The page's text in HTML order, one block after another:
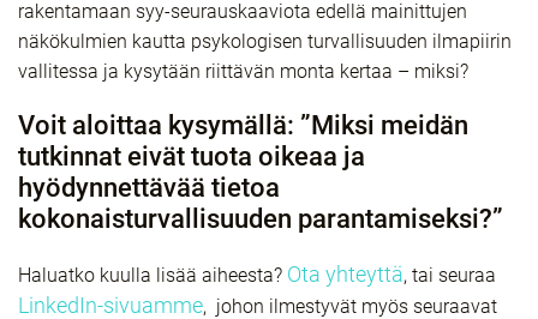
rakentamaan syy-seurauskaaviota edellä mainittujen
näkökulmien kautta psykologisen turvallisuuden ilmapiirin
vallitessa ja kysytään riittävän monta kertaa – miksi?
Voit aloittaa kysymällä: ”Miksi meidän
tutkinnat eivät tuota oikeaa ja
hyödynnettävää tietoa
kokonaisturvallisuuden parantamiseksi?”
Haluatko kuulla lisää aiheesta? Ota yhteyttä, tai seuraa
LinkedIn-sivuamme, johon ilmestyvät myös seuraavat